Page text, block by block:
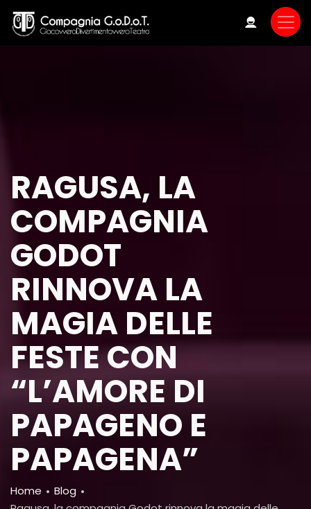
main
RAGUSA, LA
COMPAGNIA
GODOT
RINNOVA LA
MAGIA DELLE
FESTE CON
“L’AMORE DI
PAPAGENO E
PAPAGENA”
Breadcrumb
Home
Blog